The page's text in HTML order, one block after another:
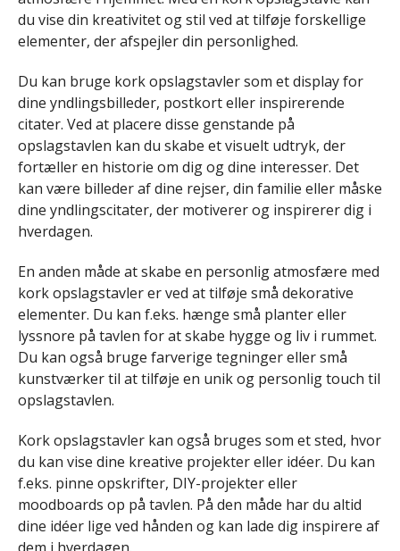
du vise din kreativitet og stil ved at tilføje forskellige
elementer, der afspejler din personlighed.
Du kan bruge kork opslagstavler som et display for
dine yndlingsbilleder, postkort eller inspirerende
citater. Ved at placere disse genstande på
opslagstavlen kan du skabe et visuelt udtryk, der
fortæller en historie om dig og dine interesser. Det
kan være billeder af dine rejser, din familie eller måske
dine yndlingscitater, der motiverer og inspirerer dig i
hverdagen.
En anden måde at skabe en personlig atmosfære med
kork opslagstavler er ved at tilføje små dekorative
elementer. Du kan f.eks. hænge små planter eller
lyssnore på tavlen for at skabe hygge og liv i rummet.
Du kan også bruge farverige tegninger eller små
kunstværker til at tilføje en unik og personlig touch til
opslagstavlen.
Kork opslagstavler kan også bruges som et sted, hvor
du kan vise dine kreative projekter eller idéer. Du kan
f.eks. pinne opskrifter, DIY-projekter eller
moodboards op på tavlen. På den måde har du altid
dine idéer lige ved hånden og kan lade dig inspirere af